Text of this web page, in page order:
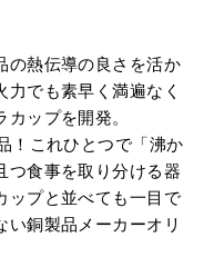
の熱伝導の良さを活か
力でも素早く満遍なく
ップを開発。
！これひとつで「沸か
つ食事を取り分ける器
ップと並べても一目で
い銅製品メーカーオリ